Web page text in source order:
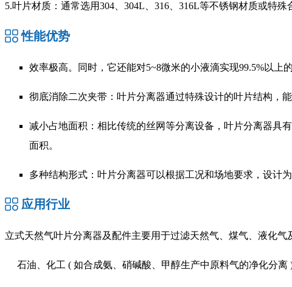
5.叶片材质：通常选用304、304L、316、316L等不锈钢材质或特殊
性能优势
效率极高。同时，它还能对5~8微米的小液滴实现99.5%以上
彻底消除二次夹带：叶片分离器通过特殊设计的叶片结构，
减小占地面积：相比传统的丝网等分离设备，叶片分离器具
面积。
多种结构形式：叶片分离器可以根据工况和场地要求，设计
应用行业
立式天然气叶片分离器及配件主要用于过滤天然气、煤气、液化
石油、化工 ( 如合成氨、硝碱酸、甲醇生产中原料气的净化分离